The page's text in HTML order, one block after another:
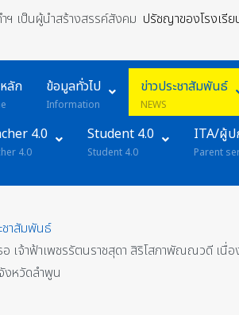
ฯ เป็นผู้นำสร้างสรรค์สังคม ปรัชญาของโรงเรีย
ลัก ข้อมูลทั่วไป
Information
ข่าวประชาสัมพันธ์
NEWS
4.0
4.0
Student 4.0
Student 4.0
ITA/ผู้ป
Parent
ชาสัมพันธ์
อ เจ้าฟ้าเพชรรัตนราชสุดา สิริโสภาพัณณวดี
งหวัดลำพูน